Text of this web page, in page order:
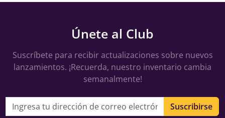
Únete al Club
Suscríbete para recibir actualizaciones sobre nuevos
lanzamientos. ¡Recuerda, nuestro inventario cambia
semanalmente!
Dirección de correo electrónico Suscribirse